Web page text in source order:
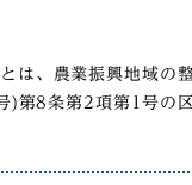
は、農業振興地域の
)第8条第2項第1号の区